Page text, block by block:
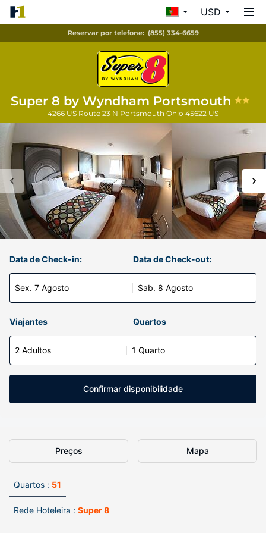
USD
Reservar por telefone: (855) 334-6659
Super 8 by Wyndham Portsmouth
4266 US Route 23 N Portsmouth Ohio 45622 US
Data de Check-in:
Sex. 7 Agosto
Data de Check-out:
Sab. 8 Agosto
Viajantes Quartos
2 Adultos 1 Quarto
Confirmar disponibilidade
Preços Mapa
Quartos : 51
Rede Hoteleira : Super 8